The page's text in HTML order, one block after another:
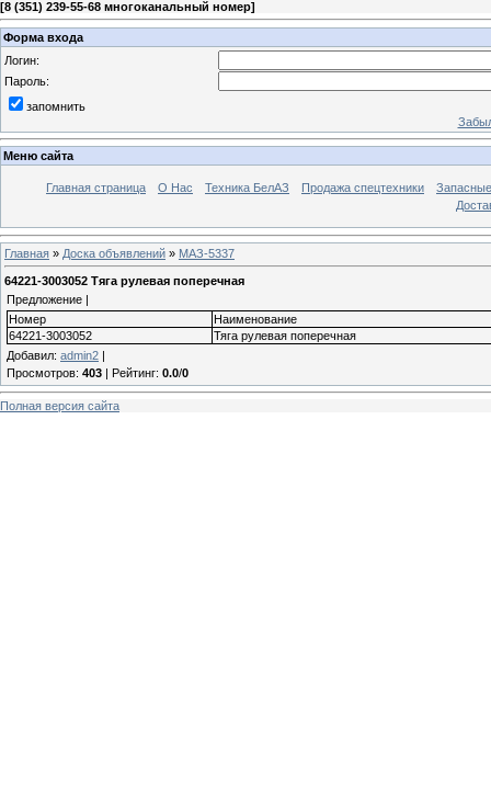
[8 (351) 239-55-68 многоканальный номер]
Форма входа
Логин:
Пароль:
запомнить
Меню сайта
Главная страница О Нас Техника БелАЗ Продажа спецтехники
Главная » Доска объявлений » МАЗ-5337
64221-3003052 Тяга рулевая поперечная
Предложение |
Номер
Наименование
64221-3003052
Тяга рулевая поперечная
Добавил: admin2 |
Просмотров: 403 | Рейтинг: 0.0/0
Полная версия сайта